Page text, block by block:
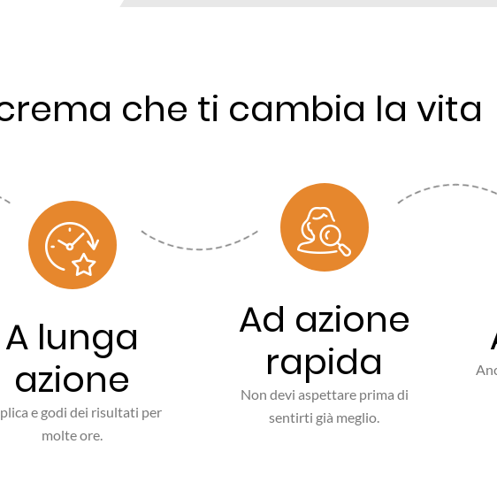
che ti cambia la vita
A lunga
azione
e godi dei risultati per
molte ore.
Ad azione
rapida
Non devi aspettare prima di
sentirti già meglio.